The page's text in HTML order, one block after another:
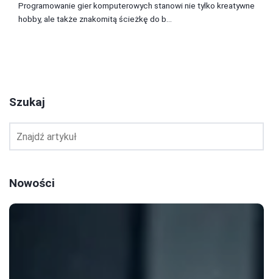
Programowanie gier komputerowych stanowi nie tylko kreatywne
hobby, ale także znakomitą ścieżkę do b...
Szukaj
Nowości